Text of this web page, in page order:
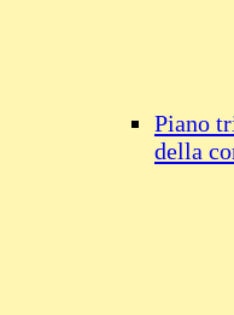
Piano
della